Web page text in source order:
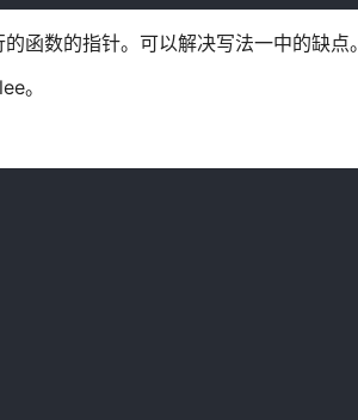
函数的指针。可以解决写法一中的缺点。
。